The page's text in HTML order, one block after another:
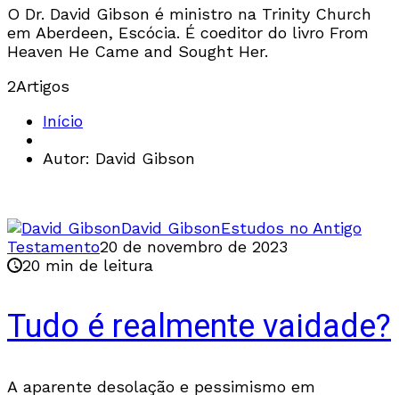
O Dr. David Gibson é ministro na Trinity Church
em Aberdeen, Escócia. É coeditor do livro From
Heaven He Came and Sought Her.
2Artigos
Início
Autor: David Gibson
David GibsonEstudos no Antigo
Testamento20 de novembro de 2023
20 min de leitura
Tudo é realmente vaidade?
A aparente desolação e pessimismo em